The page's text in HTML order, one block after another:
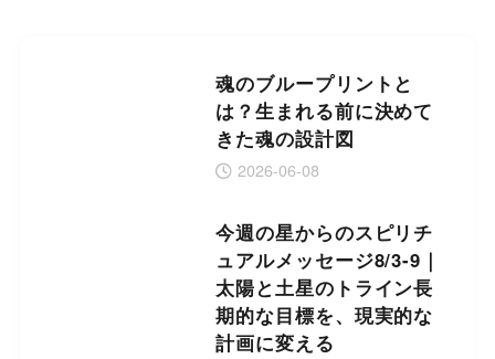
魂のブループリントと
は？生まれる前に決めて
きた魂の設計図
2026-06-08
今週の星からのスピリチ
ュアルメッセージ8/3-9｜
太陽と土星のトライン長
期的な目標を、現実的な
計画に変える